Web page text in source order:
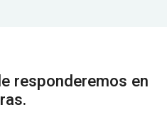
responderemos en